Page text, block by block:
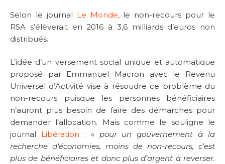
Selon le journal Le Monde, le non-recours pour le
RSA s’élèverait en 2016 à 3,6 milliards d’euros non
distribués.
L’idée d’un versement social unique et automatique
proposé par Emmanuel Macron avec le Revenu
Universel d’Activité vise à résoudre ce problème du
non-recours puisque les personnes bénéficiaires
n’auront plus besoin de faire des démarches pour
demander l’allocation. Mais comme le souligne le
journal Libération : « pour un gouvernement à la
recherche d’économies, moins de non-recours, c’est
plus de bénéficiaires et donc plus d’argent à reverser.